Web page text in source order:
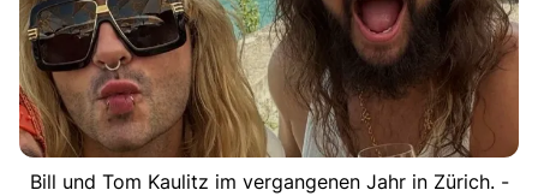
Bill und Tom Kaulitz im vergangenen Jahr in Zürich. -